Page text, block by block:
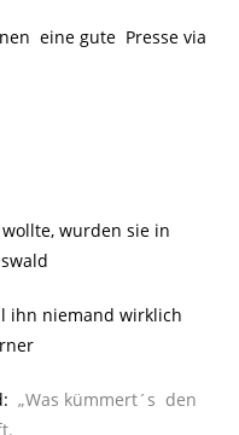
eine gute Presse via
wurden sie in
ihn niemand wirklich
„Was kümmert´s den